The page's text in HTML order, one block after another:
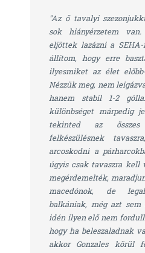
"Az ő tavalyi
sok hiányérzetem
eljöttek lazázni a
állítom, hogy erre
ilyesmiket az élet
Nézzük meg, nem
hanem stabil 1-2
különbséget márpedig
tekinted az
felkészülésnek
arcoskodni a
úgyis csak tavaszra kell
megérdemelték,
macedónok, de
balkániak, még azt
idén ilyen elő nem
hogy ha beleszaladnak
akkor Gonzales körül